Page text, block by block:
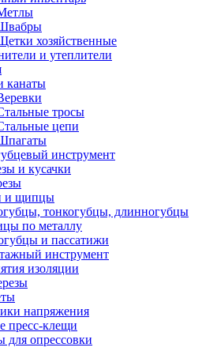
хозяйственные
и утеплители
канаты
тросы
цепи
инструмент
и кусачки
и щипцы
тонкогубцы, длинногубцы
по металлу
и пассатижи
инструмент
изоляции
напряжения
пресс-клещи
для опрессовки